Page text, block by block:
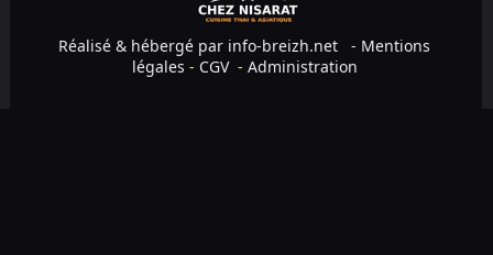
Réalisé & hébergé par info-breizh.net - Mentions
légales - CGV- Administration